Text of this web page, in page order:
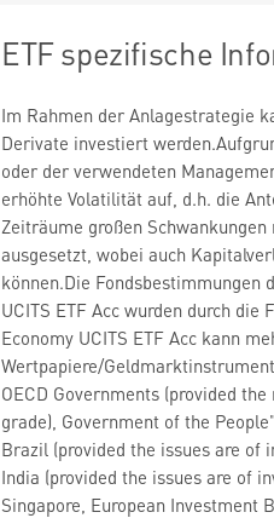
ETF spezifische
Im Rahmen der Anlagestrategie
Derivate investiert
oder der verwendeten
erhöhte Volatilität auf, d.h. die
Zeiträume großen Schwankungen
ausgesetzt, wobei auch
können.Die Fondsbestimmungen
UCITS ETF Acc wurden durch
Economy UCITS ETF Acc kann
Wertpapiere/
OECD Governments (provided
grade), Government of the
Brazil (provided the issues are of
India (provided the issues are of
Singapore, European Investment